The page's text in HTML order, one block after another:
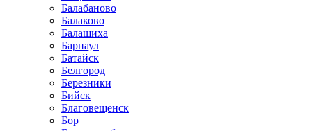
Балабаново
Балаково
Балашиха
Барнаул
Батайск
Белгород
Березники
Бийск
Благовещенск
Бор